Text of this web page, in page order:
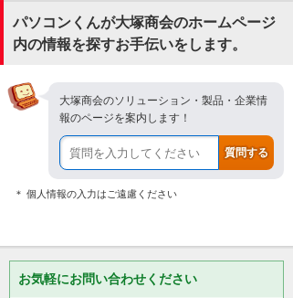
パソコンくんが大塚商会のホームページ
内の情報を探すお手伝いをします。
大塚商会のソリューション・製品・企業情
報のページを案内します！
＊ 個人情報の入力はご遠慮ください
お気軽にお問い合わせください